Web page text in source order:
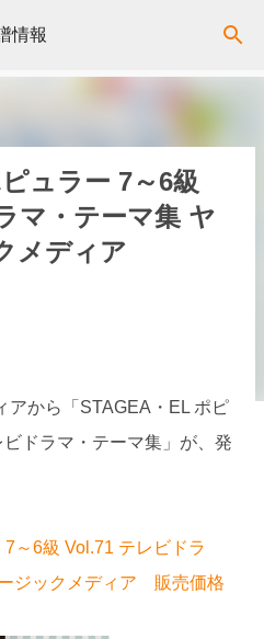
コンテンツに移動
情報
ュラー 7～6級
マ・テーマ集 ヤ
メディア
アから「STAGEA・EL ポピ
ドラマ・テーマ集」が、発
～6級 Vol.71 テレビドラ
ジックメディア 販売価格